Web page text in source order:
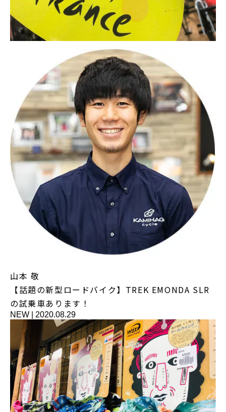
山本 敬
【話題の新型ロードバイク】TREK EMONDA SLR
の試乗車あります！
NEW 2020.08.29